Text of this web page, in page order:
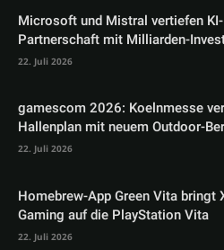
Microsoft und Mistral vertiefen KI-
Partnerschaft mit Milliarden-
22. Juli 2026
gamescom 2026: Koelnmesse
Hallenplan mit neuem Outdoor-
22. Juli 2026
Homebrew-App Green Vita bringt
Gaming auf die PlayStation Vita
22. Juli 2026